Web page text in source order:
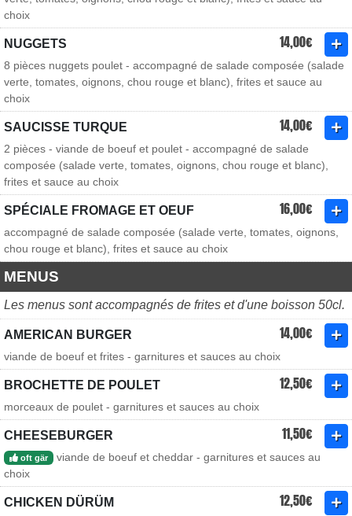
choix
NUGGETS 14,00€
8 pièces nuggets poulet - accompagné de salade composée (salade
verte, tomates, oignons, chou rouge et blanc), frites et sauce au
choix
SAUCISSE TURQUE 14,00€
2 pièces - viande de boeuf et poulet - accompagné de salade
composée (salade verte, tomates, oignons, chou rouge et blanc),
frites et sauce au choix
SPÉCIALE FROMAGE ET OEUF 16,00€
accompagné de salade composée (salade verte, tomates, oignons,
chou rouge et blanc), frites et sauce au choix
MENUS
Les menus sont accompagnés de frites et d'une boisson 50cl.
AMERICAN BURGER 14,00€
viande de boeuf et frites - garnitures et sauces au choix
BROCHETTE DE POULET 12,50€
morceaux de poulet - garnitures et sauces au choix
CHEESEBURGER 11,50€
oft gär
viande de boeuf et cheddar - garnitures et sauces au
choix
CHICKEN DÜRÜM 12,50€